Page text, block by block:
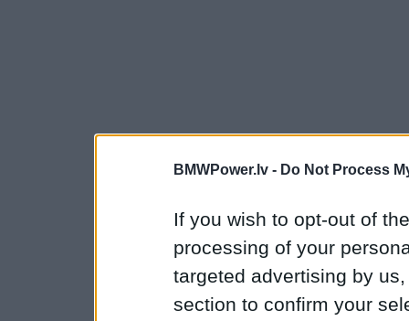
BMWPower.lv - Do Not Process
If you wish to opt-out of
processing of your
targeted advertising by
section to confirm your